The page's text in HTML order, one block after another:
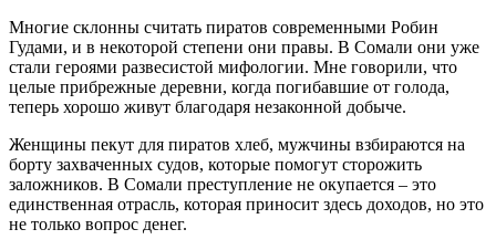
Многие склонны считать пиратов современными Робин
Гудами, и в некоторой степени они правы. В Сомали они уже
стали героями развесистой мифологии. Мне говорили, что
целые прибрежные деревни, когда погибавшие от голода,
теперь хорошо живут благодаря незаконной добыче.
Женщины пекут для пиратов хлеб, мужчины взбираются на
борту захваченных судов, которые помогут сторожить
заложников. В Сомали преступление не окупается – это
единственная отрасль, которая приносит здесь доходов, но это
не только вопрос денег.